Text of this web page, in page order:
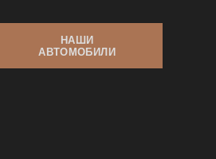
НАШИ
АВТОМОБИЛИ